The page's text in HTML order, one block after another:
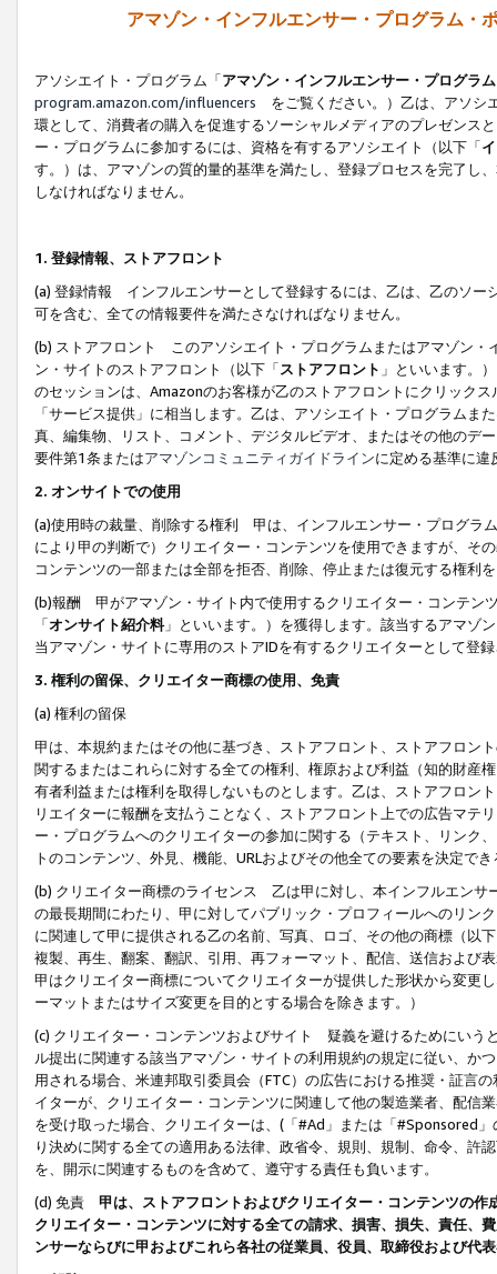
アマゾン・インフルエンサー・プログラム・
アソシエイト・プログラム「アマゾン・インフルエンサー・プログラム
program.amazon.com/influencers をご覧ください。）乙は、アソシ
環として、消費者の購入を促進するソーシャルメディアのプレゼンス
ー・プログラムに参加するには、資格を有するアソシエイト（以下「
す。）は、アマゾンの質的量的基準を満たし、登録プロセスを完了し、
しなければなりません。
1. 登録情報、ストアフロント
(a) 登録情報 インフルエンサーとして登録するには、乙は、乙のソー
可を含む、全ての情報要件を満たさなければなりません。
(b) ストアフロント このアソシエイト・プログラムまたはアマゾン・
ン・サイトのストアフロント（以下「ストアフロント 」といいます。
のセッションは、Amazonのお客様が乙のストアフロントにクリック
「サービス提供」に相当します。乙は、アソシエイト・プログラム
真、編集物、リスト、コメント、デジタルビデオ、またはその他のデ
要件第1条またはアマゾンコミュニティガイドラインに定める基準に違
2. オンサイトでの使用
(a)使用時の裁量、削除する権利 甲は、インフルエンサー・プログラ
により甲の判断で）クリエイター・コンテンツを使用できますが、そ
コンテンツの一部または全部を拒否、削除、停止または復元する権利
(b)報酬 甲がアマゾン・サイト内で使用するクリエイター・コンテン
「オンサイト紹介料」といいます。）を獲得します。該当するアマゾ
当アマゾン・サイトに専用のストアIDを有するクリエイターとして登
3. 権利の留保、クリエイター商標の使用、免責
(a) 権利の留保
甲は、本規約またはその他に基づき、ストアフロント、ストアフロン
関するまたはこれらに対する全ての権利、権原および利益（知的財産
有者利益または権利を取得しないものとします。乙は、ストアフロン
リエイターに報酬を支払うことなく、ストアフロント上での広告マテ
ー・プログラムへのクリエイターの参加に関する（テキスト、リンク
トのコンテンツ、外見、機能、URLおよびその他全ての要素を決定で
(b) クリエイター商標のライセンス 乙は甲に対し、本インフルエンサ
の最長期間にわたり、甲に対してパブリック・プロフィールへのリン
に関連して甲に提供される乙の名前、写真、ロゴ、その他の商標（以
複製、再生、翻案、翻訳、引用、再フォーマット、配信、送信および
甲はクリエイター商標についてクリエイターが提供した形状から変更
ーマットまたはサイズ変更を目的とする場合を除きます。）
(c) クリエイター・コンテンツおよびサイト 疑義を避けるためにいう
ル提出に関連する該当アマゾン・サイトの利用規約の規定に従い、か
用される場合、米連邦取引委員会（FTC）の広告における推奨・証言
イターが、クリエイター・コンテンツに関連して他の製造業者、配信
を受け取った場合、クリエイターは、(「#Ad」または「#Sponsored
り決めに関する全ての適用ある法律、政省令、規則、規制、命令、許
を、開示に関連するものを含めて、遵守する責任も負います。
(d) 免責 甲は、ストアフロントおよびクリエイター・コンテンツの
クリエイター・コンテンツに対する全ての請求、損害、損失、責任、
ンサーならびに甲およびこれら各社の従業員、役員、取締役および代